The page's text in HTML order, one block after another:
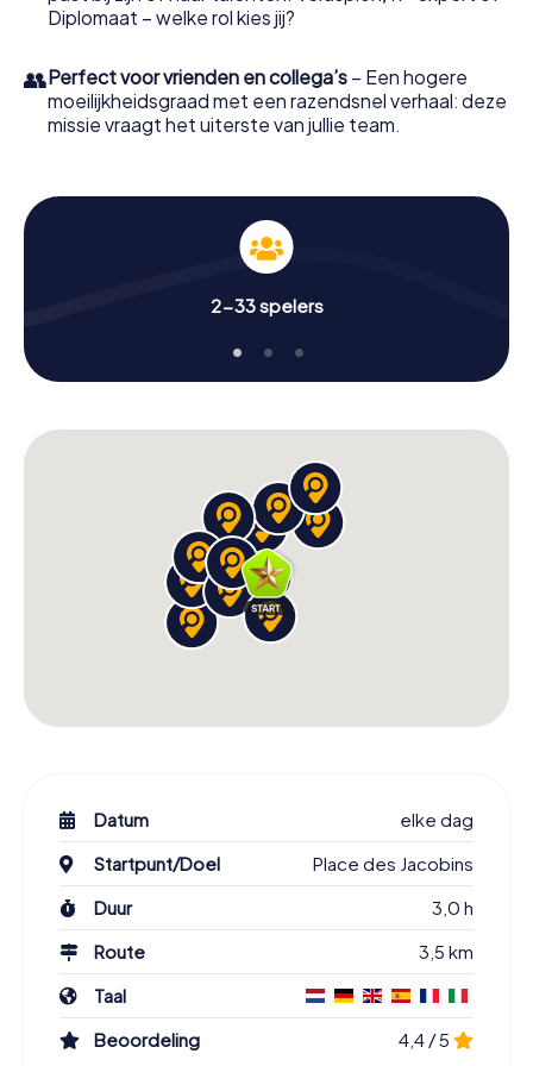
Diplomaat – welke rol kies jij?
👥Perfect voor vrienden en collega’s – Een hogere
moeilijkheidsgraad met een razendsnel verhaal: deze
missie vraagt het uiterste van jullie team.
2-33 spelers
Datum
elke dag
Startpunt/Doel
Place des Jacobins
Duur
3,0 h
Route
3,5 km
Taal
Beoordeling
4,4 / 5